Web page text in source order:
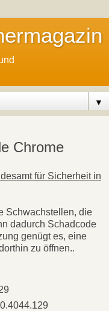
▼
Chrome
für Sicherheit in
Schwachstellen, die
dadurch Schadcode
genügt es, eine
zu öffnen..